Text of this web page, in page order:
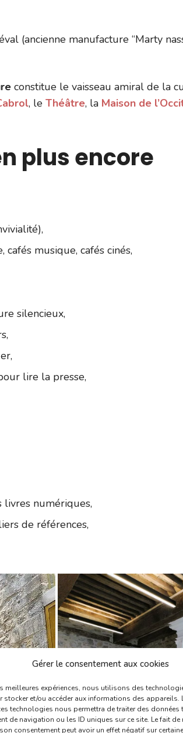
Gérer le consentement aux cookies
meilleures expériences, nous utilisons des
stocker et/ou accéder aux informations des appareils.
technologies nous permettra de traiter des données
de navigation ou les ID uniques sur ce site. Le fait de
consentement peut avoir un effet négatif sur
(ancienne manufacture “Marty
constitue le vaisseau amiral de la
, le Théâtre, la Maison de
plus encore
musique, cafés cinés,
silencieux,
lire la presse,
livres numériques,
de références,